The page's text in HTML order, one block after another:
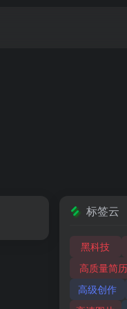
标签云
黑科技
高质量简历
高级创作